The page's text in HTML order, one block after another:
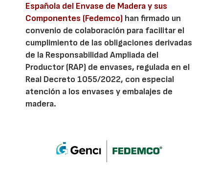
Española del Envase de Madera y sus
Componentes (Fedemco) han firmado un
convenio de colaboración para facilitar el
cumplimiento de las obligaciones derivadas
de la Responsabilidad Ampliada del
Productor (RAP) de envases, regulada en el
Real Decreto 1055/2022, con especial
atención a los envases y embalajes de
madera.